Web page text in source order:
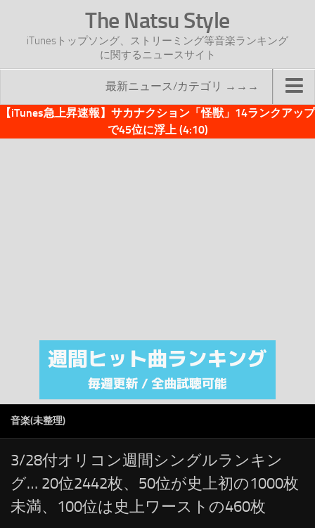
The Natsu Style
iTunesトップソング、ストリーミング等音楽ランキング
に関するニュースサイト
最新ニュース/カテゴリ →→→
TOP
注目カテゴリ
オリジナルiTunes週間トップソング
RSS
LINKS
【iTunes急上昇速報】サカナクション「怪獣」14ランクアップ
で45位に浮上 (4:10)
音楽(未整理)
3/28付オリコン週間シングルランキン
グ… 20位2442枚、50位が史上初の1000枚
未満、100位は史上ワーストの460枚